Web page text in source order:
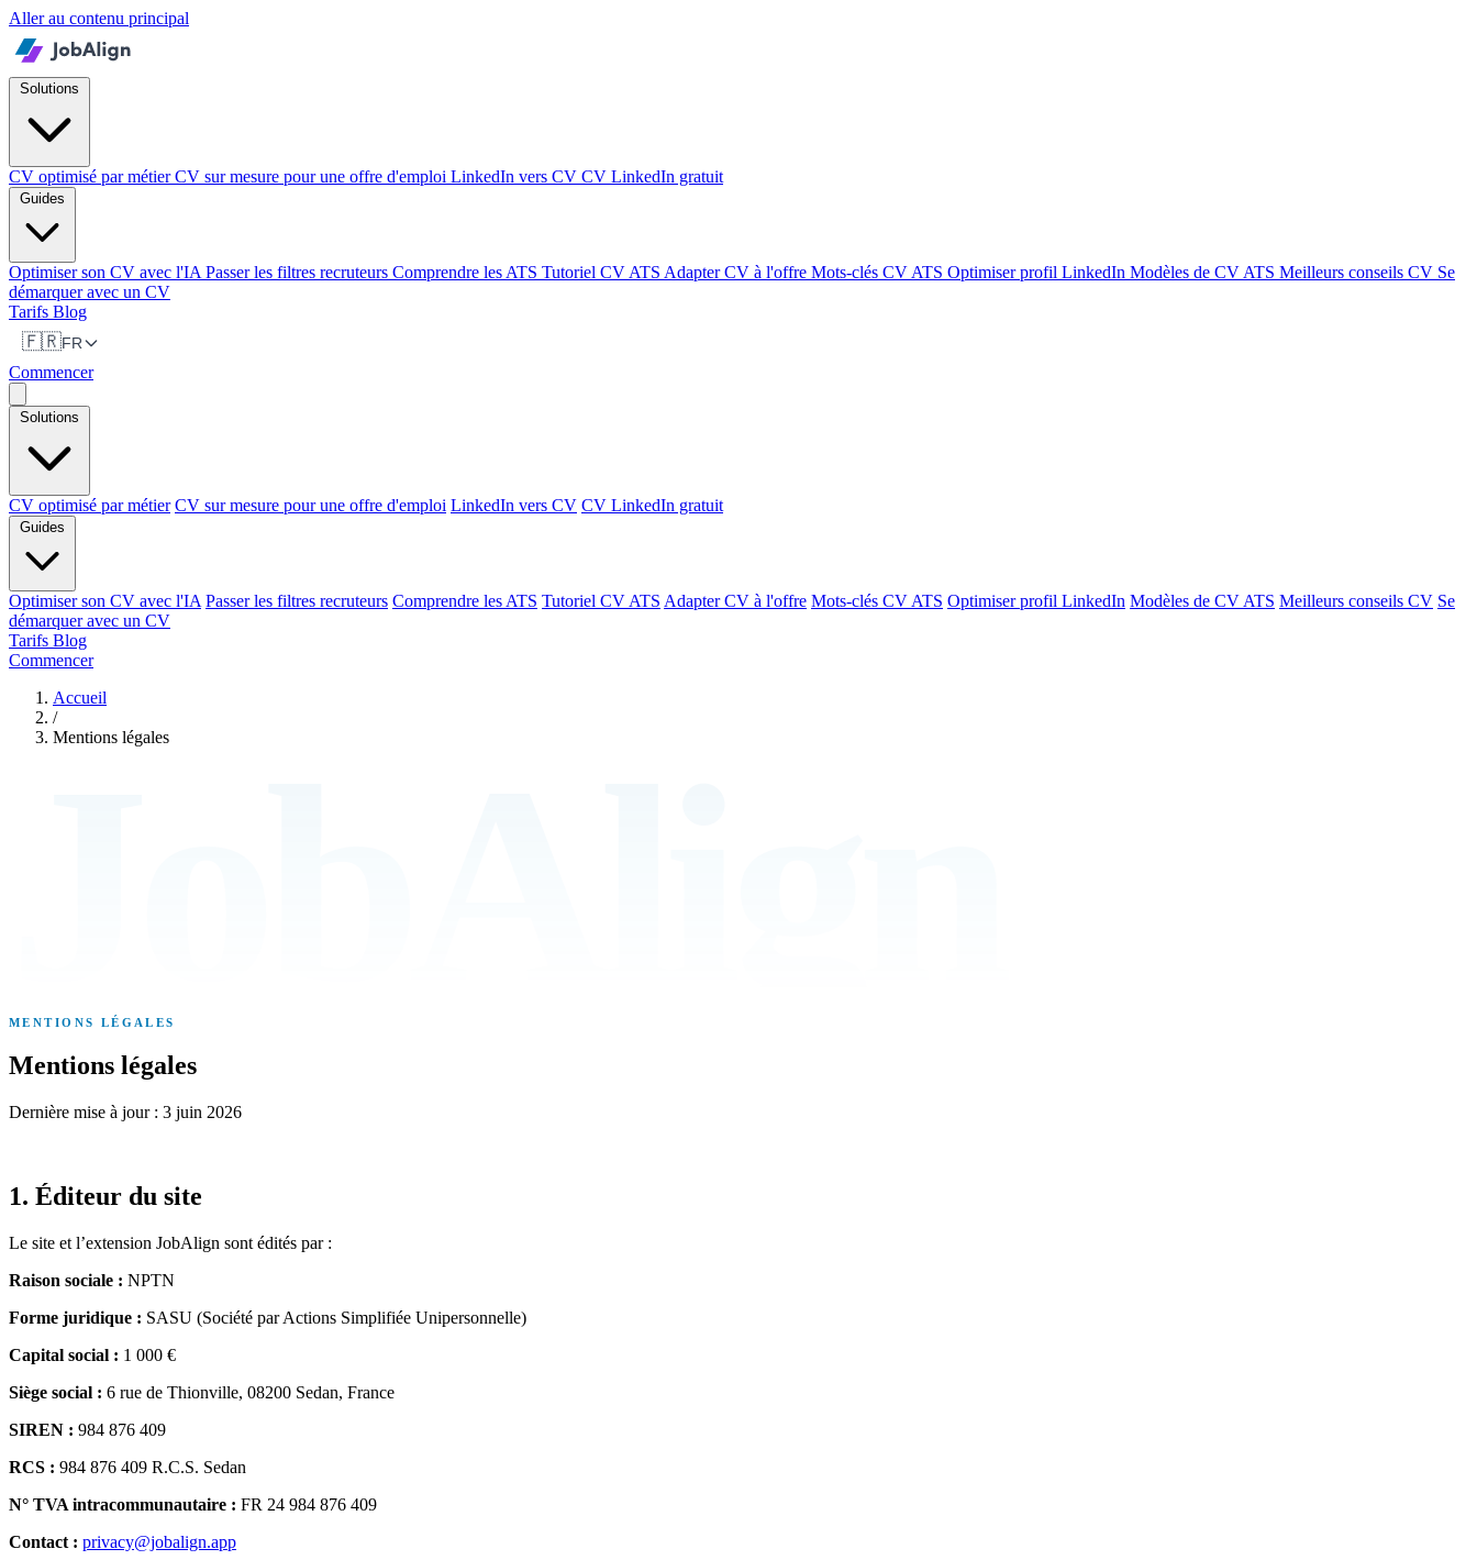
Aller au contenu principal
CV optimisé par métierCV sur mesure pour une offre d'emploi LinkedIn vers CV CV LinkedIn gratuit
Optimiser son CV avec l'IA Passer les filtres recruteurs Comprendre les ATS Tutoriel CV ATS Adapter CV à l'offre Mots-clés CV ATS Optimiser profil LinkedIn Modèles de CV ATS Meilleurs conseils CV Se
démarquer avec un CV
Tarifs Blog
🇫🇷FR
Commencer
CV optimisé par métier CV sur mesure pour une offre d'emploi LinkedIn vers CV CV LinkedIn gratuit
Optimiser son CV avec l'IA Passer les filtres recruteurs Comprendre les ATS Tutoriel CV ATS Adapter CV à l'offre Mots-clés CV ATS Optimiser profil LinkedIn Modèles de CV ATS Meilleurs conseils CV Se
démarquer avec un CV
Tarifs Blog
Commencer
Accueil
/
Mentions légales
MENTIONS LÉGALES
Mentions légales
Dernière mise à jour : 3 juin 2026
1. Éditeur du site
Le site et l’extension JobAlign sont édités par :
Raison sociale : NPTN
Forme juridique : SASU (Société par Actions Simplifiée Unipersonnelle)
Capital social : 1 000 €
Siège social : 6 rue de Thionville, 08200 Sedan, France
SIREN : 984 876 409
RCS : 984 876 409 R.C.S. Sedan
N° TVA intracommunautaire : FR 24 984 876 409
Contact : privacy@jobalign.app